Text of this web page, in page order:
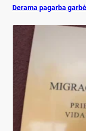
De­ra­ma pa­gar­ba